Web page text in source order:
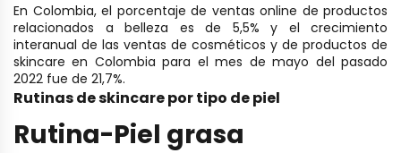
En Colombia, el porcentaje de ventas online de productos
relacionados a belleza es de 5,5% y el crecimiento
interanual de las ventas de cosméticos y de productos de
skincare en Colombia para el mes de mayo del pasado
2022 fue de 21,7%.
Rutinas de skincare por tipo de piel
Rutina-Piel grasa